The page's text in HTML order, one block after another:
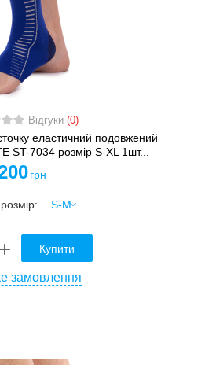
Відгуки (0)
еластичний подовжений
ST-7034 розмір S-XL 1шт...
грн
Купити
замовлення